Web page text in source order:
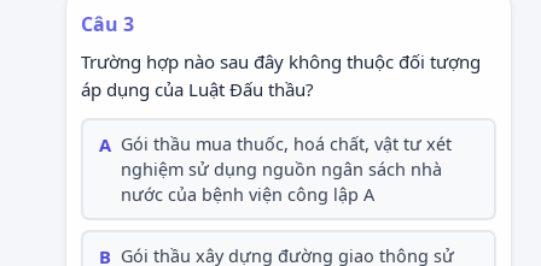
Câu 3
Trường hợp nào sau đây không thuộc đối tượng
áp dụng của Luật Đấu thầu?
A Gói thầu mua thuốc, hoá chất, vật tư xét
nghiệm sử dụng nguồn ngân sách nhà
nước của bệnh viện công lập A
B Gói thầu xây dựng đường giao thông sử